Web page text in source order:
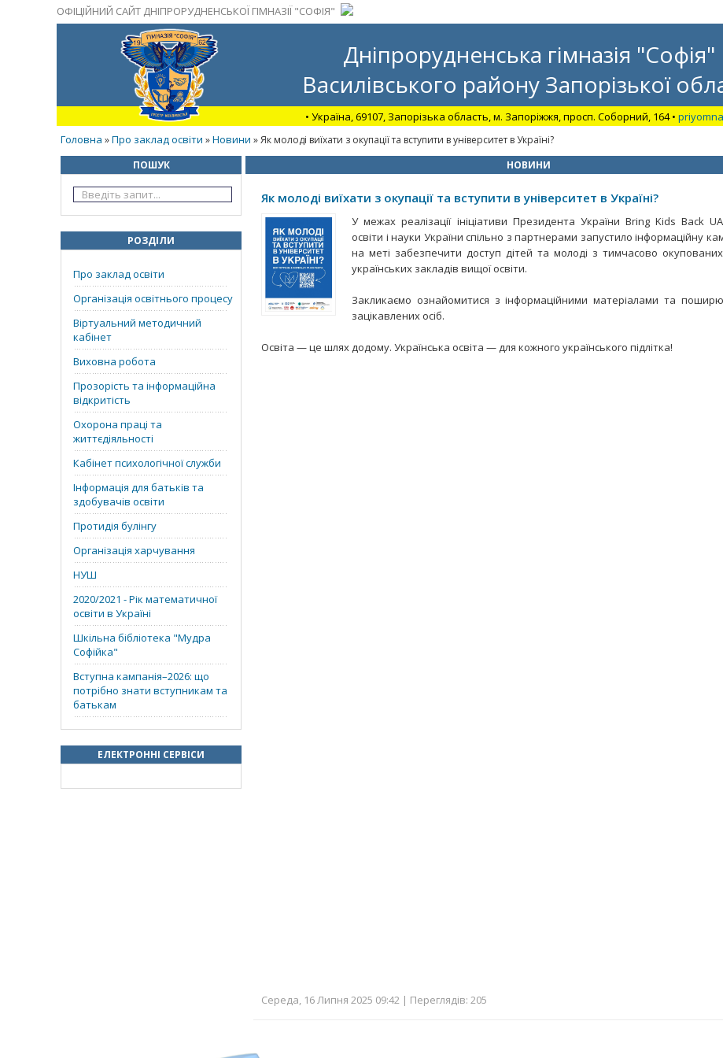
ОФІЦІЙНИЙ САЙТ ДНІПРОРУДНЕНСЬКОЇ ГІМНАЗІЇ "СОФІЯ"
Дніпрорудненська гімназія "Софія"
Василівського району Запорізької
• Україна, 69107, Запорізька область, м. Запоріжжя, просп. Соборний, 164 •
Головна »Про заклад освіти »Новини » Як молоді виїхати з окупації та вступити в університет в Україні?
ПОШУК
РОЗДІЛИ
Про заклад освіти
Організація освітнього процесу
Віртуальний методичний
кабінет
Виховна робота
Прозорість та інформаційна
відкритість
Охорона праці та
життєдіяльності
Кабінет психологічної служби
Інформація для батьків та
здобувачів освіти
Протидія булінгу
Організація харчування
НУШ
2020/2021 - Рік математичної
освіти в Україні
Шкільна бібліотека "Мудра
Софійка"
Вступна кампанія–2026: що
потрібно знати вступникам та
батькам
ЕЛЕКТРОННІ СЕРВІСИ
НОВИНИ
Як молоді виїхати з окупації та вступити в університет в Україні?
У межах реалізації ініціативи Президента України Bring Kids Back
освіти і науки України спільно з партнерами запустило інформаційну
на меті забезпечити доступ дітей та молоді з тимчасово
українських закладів вищої освіти.
Закликаємо ознайомитися з інформаційними матеріалами та
зацікавлених осіб.
Освіта — це шлях додому. Українська освіта — для кожного українського підлітка!
Середа, 16 Липня 2025 09:42 | Переглядів: 205